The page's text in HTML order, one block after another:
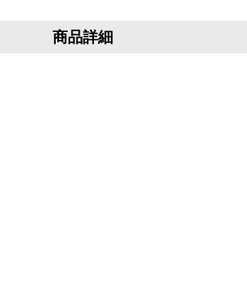
商品詳細